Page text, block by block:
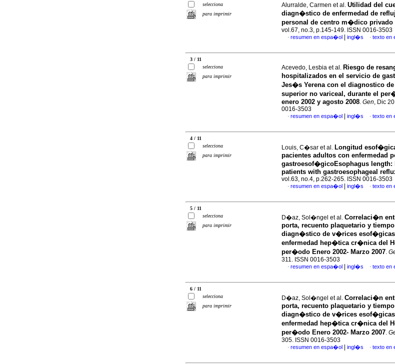
selecciona
para imprimir
Alurralde, Carmen et al. Utilidad del
diagn�stico de enfermedad de
personal de centro m�dico privado
vol.67, no.3, p.145-149. ISSN 0016-3503
· resumen en espa�ol ingl�s · texto en
3 / 11
selecciona
para imprimir
Acevedo, Lesbia et al. Riesgo de
hospitalizados en el servicio de
Jes�s Yerena con el diagnostico
superior no variceal, durante el
enero 2002 y agosto 2008. Gen, Dic
0016-3503
· resumen en espa�ol ingl�s · texto en
4 / 11
selecciona
para imprimir
Louis, C�sar et al. Longitud
pacientes adultos con enfermedad
gastroesof�gicoEsophagus length:
patients with gastroesophageal
vol.63, no.4, p.262-265. ISSN 0016-3503
· resumen en espa�ol ingl�s · texto en
5 / 11
selecciona
para imprimir
D�az, Sol�ngel et al. Correlaci�n
porta, recuento plaquetario y
diagn�stico de v�rices esof�gicas
enfermedad hep�tica cr�nica del
per�odo Enero 2002- Marzo 2007.
311. ISSN 0016-3503
· resumen en espa�ol ingl�s · texto en
6 / 11
selecciona
para imprimir
D�az, Sol�ngel et al. Correlaci�n
porta, recuento plaquetario y
diagn�stico de v�rices esof�gicas
enfermedad hep�tica cr�nica del
per�odo Enero 2002- Marzo 2007.
305. ISSN 0016-3503
· resumen en espa�ol ingl�s · texto en